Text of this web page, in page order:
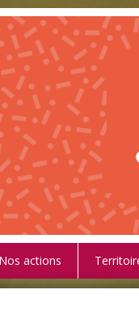
Nos actions